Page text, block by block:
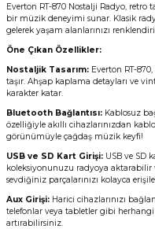
Everton RT-870 Nostalji Radyo, retro
bir müzik deneyimi sunar. Klasik
gelerek yaşam alanlarınızı
Öne Çıkan Özellikler:
Nostaljik Tasarım: Everton RT-
taşır. Ahşap kaplama detayları ve
karakter katar.
Bluetooth Bağlantısı: Kablosuz
özelliğiyle akıllı cihazlarınızdan
görünümüyle çağdaş müzik keyfi!
USB ve SD Kart Girişi: USB ve SD
koleksiyonunuzu radyoya
sevdiğiniz parçalarınızı kolayca
Aux Girişi: Harici cihazlarınızı
telefonlar veya tabletler gibi
artırabilirsiniz.